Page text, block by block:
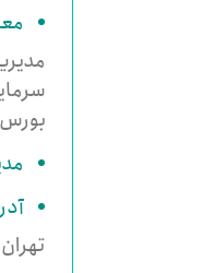
بورس و 30 سبد اختصاصی مجموعا با منابعی قریب به